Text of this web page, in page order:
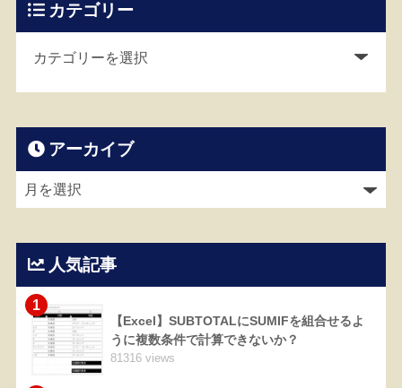
カテゴリー
アーカイブ
人気記事
1
【Excel】SUBTOTALにSUMIFを組合せるよ
うに複数条件で計算できないか？
81316 views